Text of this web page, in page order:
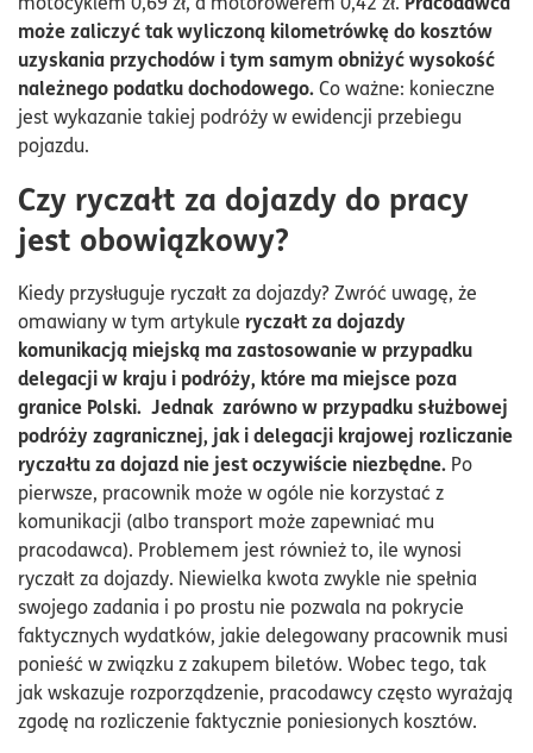
może zaliczyć tak wyliczoną kilometrówkę do kosztów
uzyskania przychodów i tym samym obniżyć wysokość
należnego podatku dochodowego.Co ważne: konieczne
jest wykazanie takiej podróży w ewidencji przebiegu
pojazdu.
Czy ryczałt za dojazdy do pracy
jest obowiązkowy?
Kiedy przysługuje ryczałt za dojazdy? Zwróć uwagę, że
omawiany w tym artykule ryczałt za dojazdy
komunikacją miejską ma zastosowanie w przypadku
delegacji w kraju i podróży, które ma miejsce poza
granice Polski. Jednak zarówno w przypadku służbowej
podróży zagranicznej, jak i delegacji krajowej rozliczanie
ryczałtu za dojazd nie jest oczywiście niezbędne. Po
pierwsze, pracownik może w ogóle nie korzystać z
komunikacji (albo transport może zapewniać mu
pracodawca). Problemem jest również to, ile wynosi
ryczałt za dojazdy. Niewielka kwota zwykle nie spełnia
swojego zadania i po prostu nie pozwala na pokrycie
faktycznych wydatków, jakie delegowany pracownik musi
ponieść w związku z zakupem biletów. Wobec tego, tak
jak wskazuje rozporządzenie, pracodawcy często wyrażają
zgodę na rozliczenie faktycznie poniesionych kosztów.